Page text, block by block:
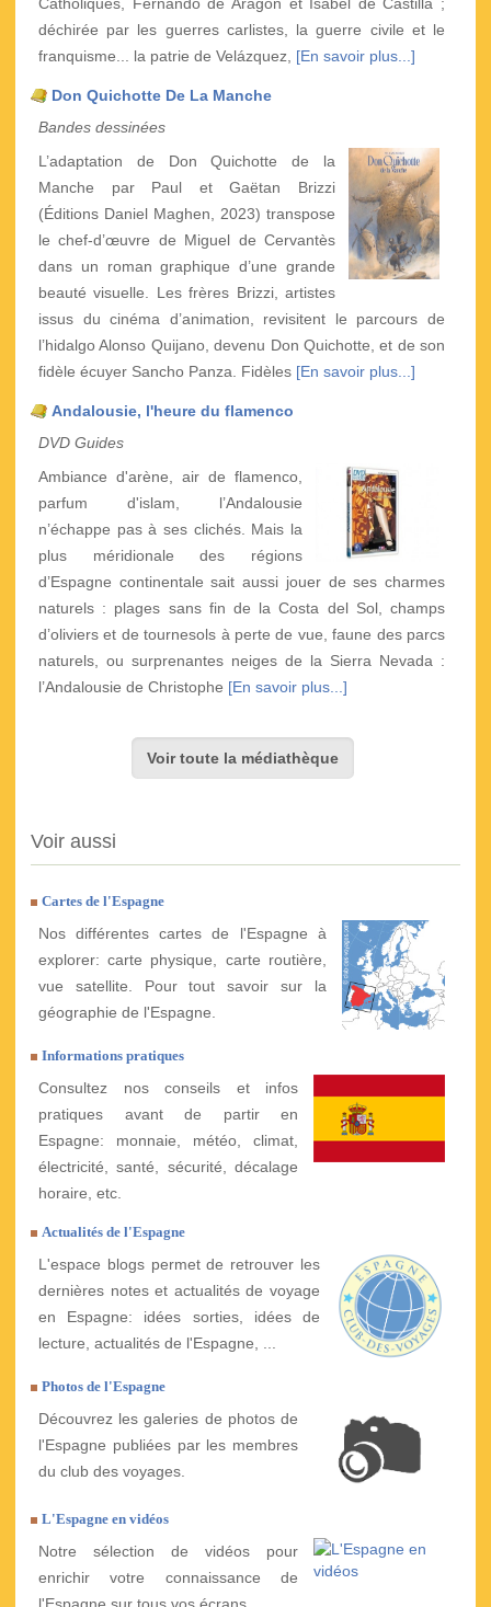
déchirée par les guerres carlistes, la guerre civile et le
franquisme... la patrie de Velázquez, [En savoir plus...]
Don Quichotte De La Manche
Bandes dessinées
L’adaptation de Don Quichotte de la
Manche par Paul et Gaëtan Brizzi
(Éditions Daniel Maghen, 2023) transpose
le chef-d’œuvre de Miguel de Cervantès
dans un roman graphique d’une grande
beauté visuelle. Les frères Brizzi, artistes
issus du cinéma d’animation, revisitent le parcours de
l’hidalgo Alonso Quijano, devenu Don Quichotte, et de son
fidèle écuyer Sancho Panza. Fidèles [En savoir plus...]
Andalousie, l'heure du flamenco
DVD Guides
Ambiance d'arène, air de flamenco,
parfum d'islam, l’Andalousie
n’échappe pas à ses clichés. Mais la
plus méridionale des régions
d’Espagne continentale sait aussi jouer de ses charmes
naturels : plages sans fin de la Costa del Sol, champs
d’oliviers et de tournesols à perte de vue, faune des parcs
naturels, ou surprenantes neiges de la Sierra Nevada :
l’Andalousie de Christophe [En savoir plus...]
Voir toute la médiathèque
Voir aussi
Cartes de l'Espagne
Nos différentes cartes de l'Espagne à
explorer: carte physique, carte routière,
vue satellite. Pour tout savoir sur la
géographie de l'Espagne.
Informations pratiques
Consultez nos conseils et infos
pratiques avant de partir en
Espagne: monnaie, météo, climat,
électricité, santé, sécurité, décalage
horaire, etc.
Actualités de l'Espagne
L'espace blogs permet de retrouver les
dernières notes et actualités de voyage
en Espagne: idées sorties, idées de
lecture, actualités de l'Espagne, ...
Photos de l'Espagne
Découvrez les galeries de photos de
l'Espagne publiées par les membres
du club des voyages.
L'Espagne en vidéos
Notre sélection de vidéos pour
enrichir votre connaissance de